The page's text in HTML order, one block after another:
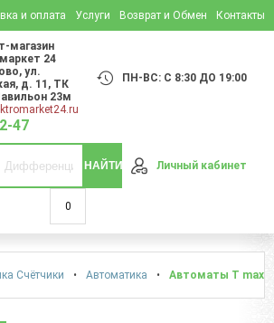
и оплата Услуги Возврат и Обмен Контакты
магазин
24
,ул.
д. 11 , ТК
23м
ПН-ВС: С 8:30 ДО 19:00
47
НАЙТИ Личный кабинет
0
Счётчики • Автоматика • Автоматы Т max